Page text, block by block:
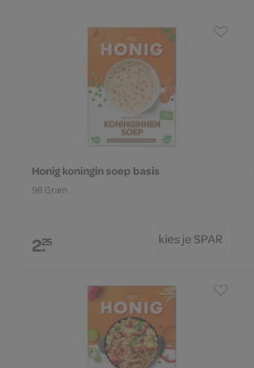
Honig koningin soep basis
98 Gram
2.25 kies je SPAR